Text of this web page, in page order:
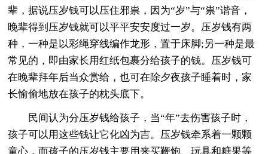
辈，据说压岁钱可以压住邪祟，因为“岁”与“祟”谐音，
晚辈得到压岁钱就可以平平安安度过一岁。压岁钱有两
种，一种是以彩绳穿线编作龙形，置于床脚;另一种是最
常见的，即由家长用红纸包裹分给孩子的钱。压岁钱可
在晚辈拜年后当众赏给，也可在除夕夜孩子睡着时，家
长愉偷地放在孩子的枕头底下。
民间认为分压岁钱给孩子，当“年”去伤害孩子时，
孩子可以用这些钱让它化凶为吉。压岁钱牵系着一颗颗
童心，而孩子的压岁钱主要用来买鞭炮、玩具和糖果等